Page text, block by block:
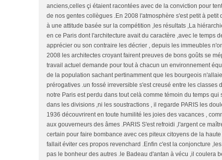
anciens,celles çi étaient racontées avec de la conviction pour
de nos gentes collègues .En 2008 l'atmosphère s'est petit à
à une attitude basée sur la compétition ,les résultats ,La
en ce Paris dont l'architecture avait du caractère ,avec le temps
apprécier ou son contraire les décrier , depuis les immeubles
2008 les architectes croyant fairent preuves de bons goûts se
travail actuel demande pour tout à chacun un environnement
de la population sachant pertinamment que les bourgeois
prérogatives .un fossé irreversible s'est creusé entre les classes
notre Paris est perdu dans tout celà comme témoin du temps
dans les divisions ,ni les soustractions , il regarde PARIS les
1936 découvrirent en toute humilité les joies des vacances ,
aux gouverneurs des âmes .PARIS S'est refroidi ,l'argent ce
certain pour faire bombance avec ces piteux citoyens de la
fallait éviter ces propos revenchard .Enfin c'est la conjoncture
pas le bonheur des autres .le Badeau d'antan à vécu ,il coulera